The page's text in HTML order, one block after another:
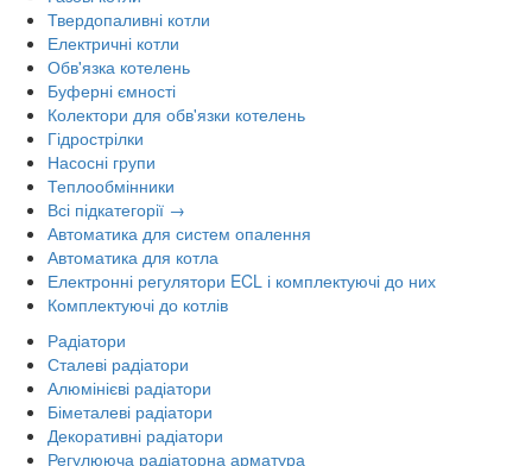
Твердопаливні котли
Електричні котли
Обв'язка котелень
Буферні ємності
Колектори для обв'язки котелень
Гідрострілки
Насосні групи
Теплообмінники
Всі підкатегорії →
Автоматика для систем опалення
Автоматика для котла
Електронні регулятори ECL і комплектуючі до них
Комплектуючі до котлів
Радіатори
Сталеві радіатори
Алюмінієві радіатори
Біметалеві радіатори
Декоративні радіатори
Регулююча радіаторна арматура